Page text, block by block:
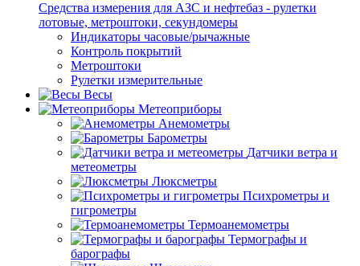
Средства измерения для АЗС и нефтебаз - рулетки
лотовые, метроштоки, секундомеры
Индикаторы часовые/рычажные
Контроль покрытий
Метроштоки
Рулетки измерительные
Весы
Метеоприборы
Анемометры
Барометры
Датчики ветра и
метеометры
Люксметры
Психрометры и
гигрометры
Термоанемометры
Термографы и
барографы